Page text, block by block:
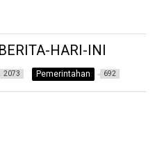
HARI-INI
2073 Pemerintahan 692